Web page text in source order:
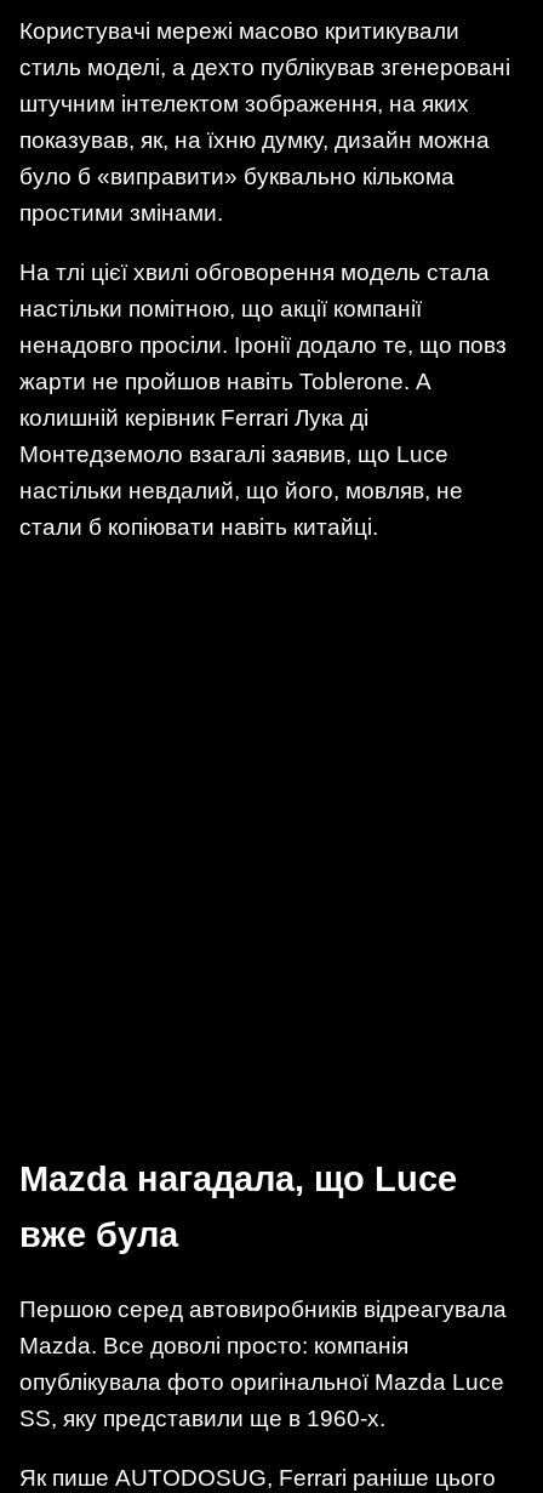
Користувачі мережі масово критикували
стиль моделі, а дехто публікував згенеровані
штучним інтелектом зображення, на яких
показував, як, на їхню думку, дизайн можна
було б «виправити» буквально кількома
простими змінами.
На тлі цієї хвилі обговорення модель стала
настільки помітною, що акції компанії
ненадовго просіли. Іронії додало те, що повз
жарти не пройшов навіть Toblerone. А
колишній керівник Ferrari Лука ді
Монтедземоло взагалі заявив, що Luce
настільки невдалий, що його, мовляв, не
стали б копіювати навіть китайці.
Mazda нагадала, що Luce
вже була
Першою серед автовиробників відреагувала
Mazda. Все доволі просто: компанія
опублікувала фото оригінальної Mazda Luce
SS, яку представили ще в 1960-х.
Як пише AUTODOSUG, Ferrari раніше цього